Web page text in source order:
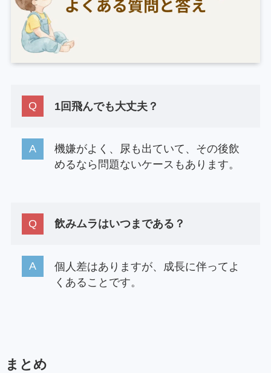
1回飛んでも大丈夫？
機嫌がよく、尿も出ていて、その後飲
めるなら問題ないケースもあります。
飲みムラはいつまである？
個人差はありますが、成長に伴ってよ
くあることです。
まとめ